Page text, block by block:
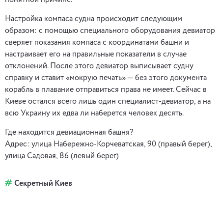
Настройка компаса судна происходит следующим
образом: с помощью специального оборудования девиатор
сверяет показания компаса с координатами башни и
настраивает его на правильные показатели в случае
отклонений. После этого девиатор выписывает судну
справку и ставит «мокрую печать» — без этого документа
корабль в плавание отправиться права не имеет. Сейчас в
Киеве остался всего лишь один специалист-девиатор, а на
всю Украину их едва ли наберется человек десять.
Где находится девиационная башня?
Адрес: улица Набережно-Корчеватская, 90 (правый берег),
улица Садовая, 86 (левый берег)
Секретный Киев